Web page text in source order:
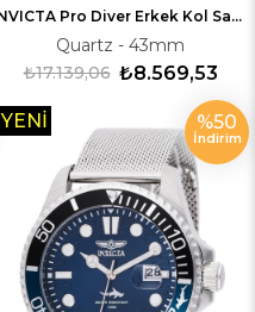
INVICTA Pro Diver Erkek Kol Saati 247176
Quartz - 43mm
₺8.569,53
₺17.139,06
%50
İndirim
YENI